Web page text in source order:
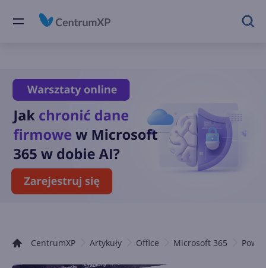
CentrumXP Artykuły Office Microsoft 365